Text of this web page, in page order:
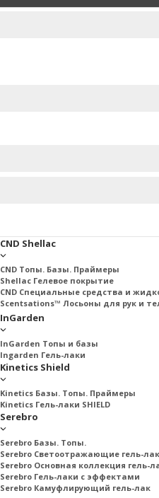
CND Shellac
CND Топы. Базы. Праймеры
Shellac Гелевое покрытие
CND Специальные средства и
Scentsations™ Лосьоны для рук и
InGarden
InGarden Топы и базы
Ingarden Гель-лаки
Kinetics Shield
Kinetics Базы. Топы. Праймеры
Kinetics Гель-лаки SHIELD
Serebro
Serebro Базы. Топы.
Serebro Светоотражающие гель-
Serebro Основная коллекция гель-
Serebro Гель-лаки с эффектами
Serebro Камуфлирующий гель-лак